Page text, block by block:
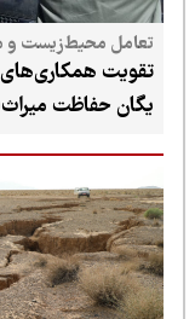
تعامل محیط‌زیست و میراث
تقویت همکاری‌های
یگان حفاظت